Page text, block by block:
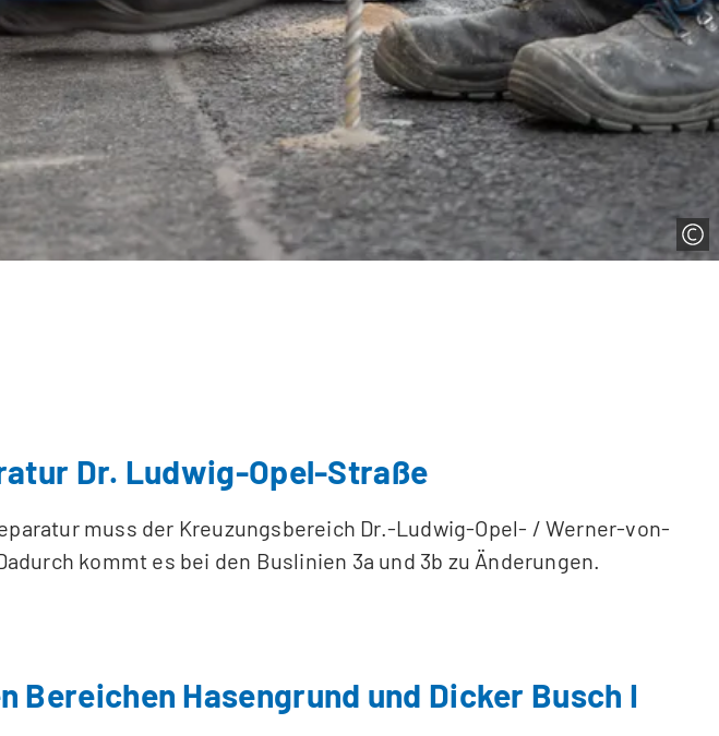
Dr. Ludwig-Opel-Straße
muss der Kreuzungsbereich Dr.-Ludwig-Opel- / Werner-von-
kommt es bei den Buslinien 3a und 3b zu Änderungen.
Bereichen Hasengrund und Dicker Busch I